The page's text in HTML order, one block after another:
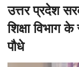
उत्तर प्रदेश
शिक्षा विभाग
पौधे